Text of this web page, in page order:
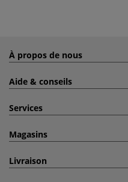
À propos de nous
Aide & conseils
Services
Magasins
Livraison